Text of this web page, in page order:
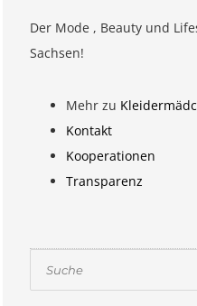
Der Mode , Beauty und
Sachsen!
Mehr zu
Kontakt
Kooperationen
Transparenz